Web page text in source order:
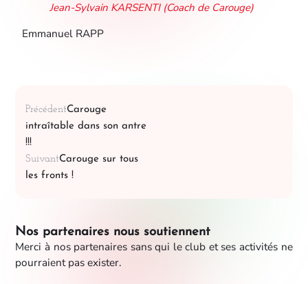
Jean-Sylvain KARSENTI (Coach de Carouge)
Emmanuel RAPP
PrécédentCarouge
intraîtable dans son antre
!!!
SuivantCarouge sur tous
les fronts !
Nos partenaires nous soutiennent
Merci à nos partenaires sans qui le club et ses activités ne
pourraient pas exister.